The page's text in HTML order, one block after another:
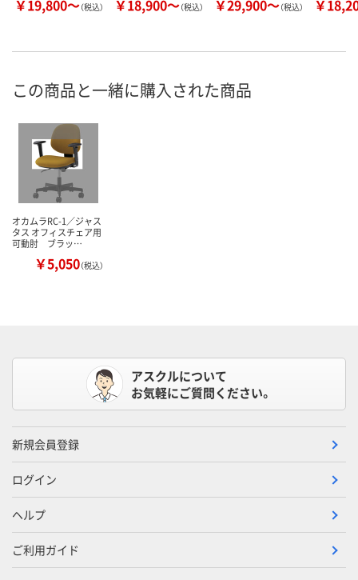
￥19,800～（税込） ￥18,900～（税込） ￥29,900～（税込） ￥
この商品と一緒に購入された商品
オカムラRC-1／ジャス
タス オフィスチェア用
可動肘 ブラッ…
￥5,050（税込）
アスクルについて
お気軽にご質問ください。
新規会員登録
ログイン
ヘルプ
ご利用ガイド